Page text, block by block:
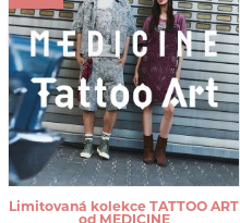
Limitovaná kolekce TATTOO ART